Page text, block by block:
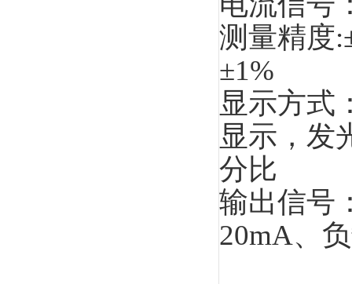
测量精度
±1%
显示方式
显示，发
分比
输出信号
20mA、